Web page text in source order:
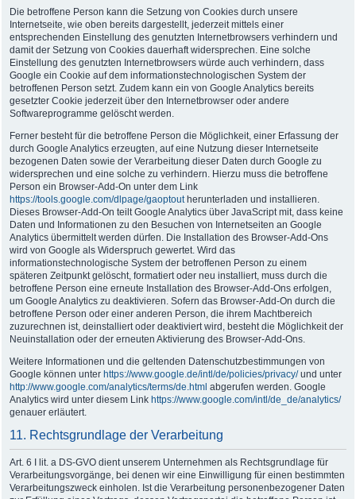
Die betroffene Person kann die Setzung von Cookies durch unsere
Internetseite, wie oben bereits dargestellt, jederzeit mittels einer
entsprechenden Einstellung des genutzten Internetbrowsers verhindern und
damit der Setzung von Cookies dauerhaft widersprechen. Eine solche
Einstellung des genutzten Internetbrowsers würde auch verhindern, dass
Google ein Cookie auf dem informationstechnologischen System der
betroffenen Person setzt. Zudem kann ein von Google Analytics bereits
gesetzter Cookie jederzeit über den Internetbrowser oder andere
Softwareprogramme gelöscht werden.
Ferner besteht für die betroffene Person die Möglichkeit, einer Erfassung der
durch Google Analytics erzeugten, auf eine Nutzung dieser Internetseite
bezogenen Daten sowie der Verarbeitung dieser Daten durch Google zu
widersprechen und eine solche zu verhindern. Hierzu muss die betroffene
Person ein Browser-Add-On unter dem Link
https://tools.google.com/dlpage/gaoptoutherunterladen und installieren.
Dieses Browser-Add-On teilt Google Analytics über JavaScript mit, dass keine
Daten und Informationen zu den Besuchen von Internetseiten an Google
Analytics übermittelt werden dürfen. Die Installation des Browser-Add-Ons
wird von Google als Widerspruch gewertet. Wird das
informationstechnologische System der betroffenen Person zu einem
späteren Zeitpunkt gelöscht, formatiert oder neu installiert, muss durch die
betroffene Person eine erneute Installation des Browser-Add-Ons erfolgen,
um Google Analytics zu deaktivieren. Sofern das Browser-Add-On durch die
betroffene Person oder einer anderen Person, die ihrem Machtbereich
zuzurechnen ist, deinstalliert oder deaktiviert wird, besteht die Möglichkeit der
Neuinstallation oder der erneuten Aktivierung des Browser-Add-Ons.
Weitere Informationen und die geltenden Datenschutzbestimmungen von
Google können unter https://www.google.de/intl/de/policies/privacy/und unter
http://www.google.com/analytics/terms/de.html abgerufen werden. Google
Analytics wird unter diesem Link https://www.google.com/intl/de_de/analytics/
genauer erläutert.
11. Rechtsgrundlage der Verarbeitung
Art. 6 I lit. a DS-GVO dient unserem Unternehmen als Rechtsgrundlage für
Verarbeitungsvorgänge, bei denen wir eine Einwilligung für einen bestimmten
Verarbeitungszweck einholen. Ist die Verarbeitung personenbezogener Daten